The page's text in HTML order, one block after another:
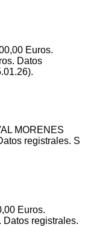
Euros.
Datos
MORENES
registrales. S
Euros.
Datos registrales.